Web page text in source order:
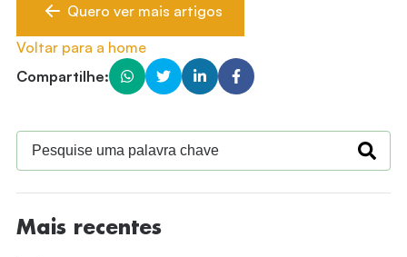
Quero ver mais artigos
Voltar para a home
Compartilhe:
Mais recentes